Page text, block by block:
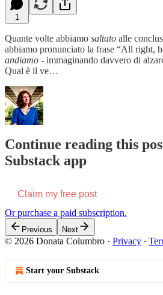
1
Quante volte abbiamo saltato alle
abbiamo pronunciato la frase “All right,
andiamo - immaginando davvero di
Qual è il ve…
Continue reading this
Substack app
Claim my free post
Or purchase a paid subscription.
Previous Next
© 2026 Donata Columbro · Privacy ∙
Start your Substack